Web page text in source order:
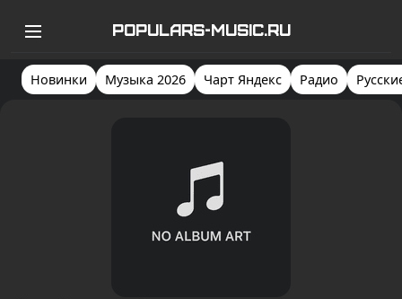
POPULARS-MUSIC.RU
Новинки Музыка 2026 Чарт Яндекс Радио